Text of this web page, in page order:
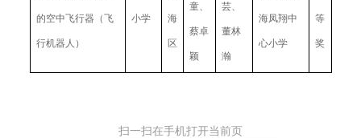
的空中飞行器（飞
行机器人）
小学 海
区
童、
蔡卓
颖
芸、
董林
瀚
海凤翔中
心小学
等
奖
扫一扫在手机打开当前页